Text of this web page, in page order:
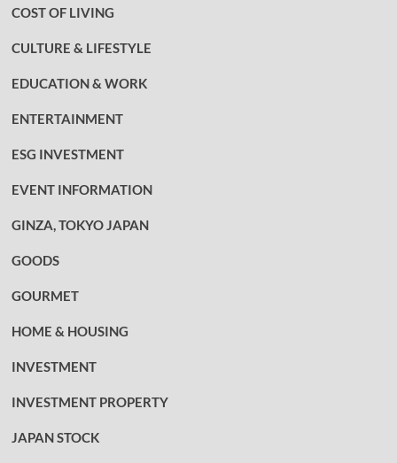
COST OF LIVING
CULTURE & LIFESTYLE
EDUCATION & WORK
ENTERTAINMENT
ESG INVESTMENT
EVENT INFORMATION
GINZA, TOKYO JAPAN
GOODS
GOURMET
HOME & HOUSING
INVESTMENT
INVESTMENT PROPERTY
JAPAN STOCK